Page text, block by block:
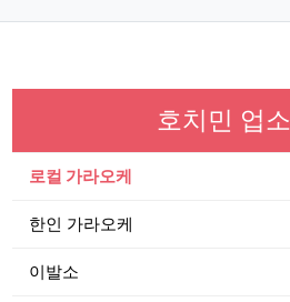
호치민 업
로컬 가라오케
한인 가라오케
이발소